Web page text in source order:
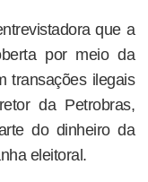
que a
por meio da
transações ilegais
da Petrobras,
do dinheiro da
eleitoral.